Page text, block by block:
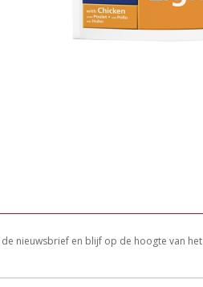
nieuwsbrief en blijf op de hoogte van